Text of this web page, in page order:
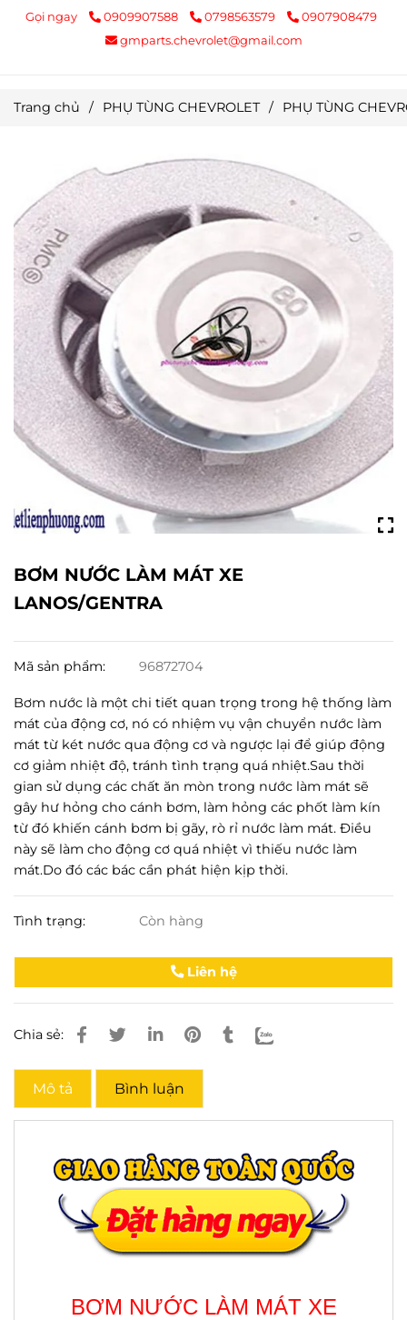
Gọi ngay 0909907588 0798563579
0907908479
gmparts.chevrolet@gmail.com
Trang chủ / PHỤ TÙNG CHEVROLET / PHỤ TÙNG
BƠM NƯỚC LÀM MÁT XE
LANOS/GENTRA
Mã sản phẩm: 96872704
Bơm nước là một chi tiết quan trọng trong hệ thống làm
mát của động cơ, nó có nhiệm vụ vận chuyển nước làm
mát từ két nước qua động cơ và ngược lại để giúp động
cơ giảm nhiệt độ, tránh tình trạng quá nhiệt.Sau thời
gian sử dụng các chất ăn mòn trong nước làm mát sẽ
gây hư hỏng cho cánh bơm, làm hỏng các phốt làm kín
từ đó khiến cánh bơm bị gãy, rò rỉ nước làm mát. Điều
này sẽ làm cho động cơ quá nhiệt vì thiếu nước làm
mát.Do đó các bác cần phát hiện kịp thời.
Tình trạng: Còn hàng
Liên hệ
Chia sẻ:
Mô tả Bình luận
BƠM NƯỚC LÀM MÁT XE